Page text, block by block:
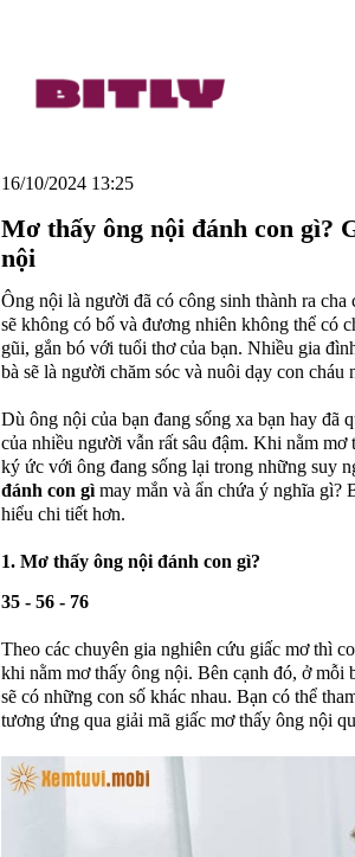
16/10/2024 13:25
Mơ thấy ông nội đánh con gì?
nội
Ông nội là người đã có công sinh thành ra
sẽ không có bố và đương nhiên không thể có
gũi, gắn bó với tuổi thơ của bạn. Nhiều gia
bà sẽ là người chăm sóc và nuôi dạy con cháu
Dù ông nội của bạn đang sống xa bạn hay đã
của nhiều người vẫn rất sâu đậm. Khi nằm
ký ức với ông đang sống lại trong những suy
đánh con gìmay mắn và ẩn chứa ý nghĩa gì?
hiểu chi tiết hơn.
1. Mơ thấy ông nội đánh con gì?
35 - 56 - 76
Theo các chuyên gia nghiên cứu giấc mơ thì
khi nằm mơ thấy ông nội. Bên cạnh đó, ở mỗi
sẽ có những con số khác nhau. Bạn có thể
tương ứng qua giải mã giấc mơ thấy ông nội